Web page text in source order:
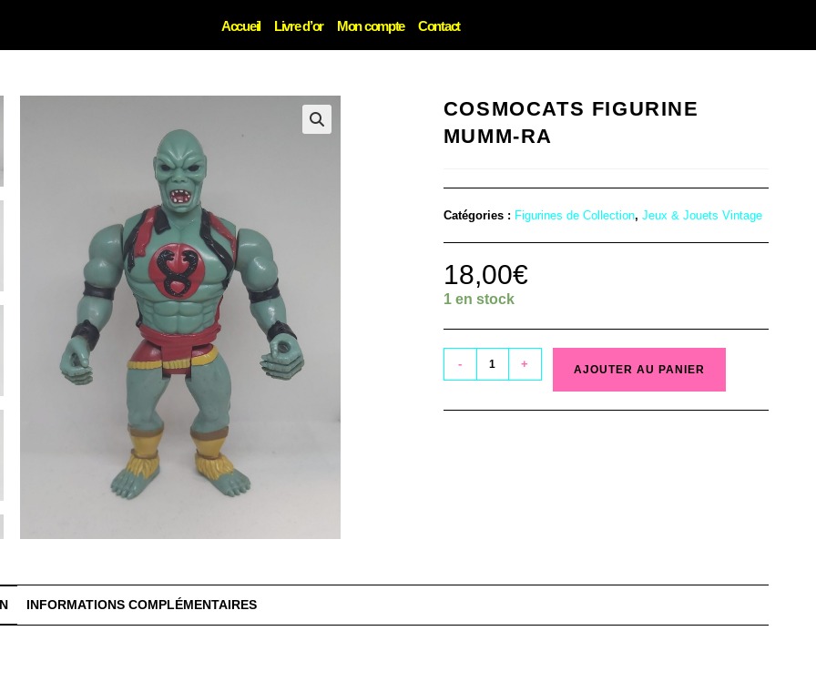
Accueil Livre d’or Mon compte Contact
COSMOCATS FIGURINE
MUMM-RA
Catégories : Figurines de Collection, Jeux & Jouets Vintage
18,00€
1 en stock
- + AJOUTER AU PANIER
INFORMATIONS COMPLÉMENTAIRES